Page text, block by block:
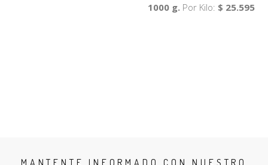
1000 g. Por Kilo: $ 25.595